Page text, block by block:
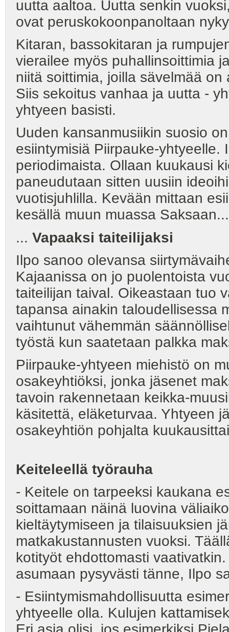
uutta aaltoa. Uutta senkin
ovat peruskokoonpanoltaan
Kitaran, bassokitaran ja
vierailee myös puhallinsoittimia
niitä soittimia, joilla sävelmää
Siis sekoitus vanhaa ja uutta -
yhtyeen basisti.
Uuden kansanmusiikin suosio
esiintymisiä Piirpauke-
periodimaista. Ollaan kuukausi
paneudutaan sitten uusiin
vuotisjuhlilla. Kevään mittaan
kesällä muun muassa Saksaan...
... Vapaaksi taiteilijaksi
Ilpo sanoo olevansa
Kajaanissa on jo puolentoista
taiteilijan taival. Oikeastaan tuo
tapansa ainakin taloudellisessa
vaihtunut vähemmän
työstä kun saatetaan palkka
Piirpauke-yhtyeen miehistö on
osakeyhtiöksi, jonka jäsenet
tavoin rakennetaan keikka-
käsitettä, eläketurvaa. Yhtyeen
osakeyhtiön pohjalta
Keiteleellä työrauha
- Keitele on tarpeeksi kaukana
soittamaan näinä luovina
kieltäytymiseen ja tilaisuuksien
matkakustannusten vuoksi.
kotityöt ehdottomasti
asumaan pysyvästi tänne, Ilpo
- Esiintymismahdollisuutta
yhtyeelle olla. Kulujen